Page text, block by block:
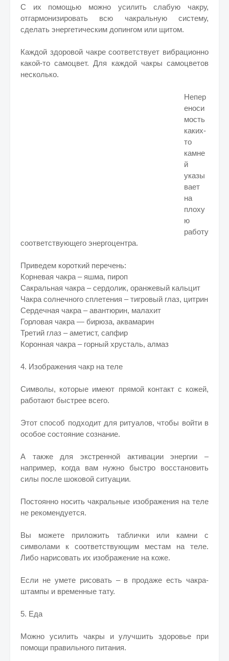
С их помощью можно усилить слабую чакру,
отгармонизировать всю чакральную систему,
сделать энергетическим допингом или щитом.
Каждой здоровой чакре соответствует вибрационно
какой-то самоцвет. Для каждой чакры самоцветов
несколько.
Непер
еноси
мость
каких-
то
камне
й
указы
вает
на
плоху
ю
работу
соответствующего энергоцентра.
Приведем короткий перечень:
Корневая чакра – яшма, пироп
Сакральная чакра – сердолик, оранжевый кальцит
Чакра солнечного сплетения – тигровый глаз, цитрин
Сердечная чакра – авантюрин, малахит
Горловая чакра — бирюза, аквамарин
Третий глаз – аметист, сапфир
Коронная чакра – горный хрусталь, алмаз
4. Изображения чакр на теле
Символы, которые имеют прямой контакт с кожей,
работают быстрее всего.
Этот способ подходит для ритуалов, чтобы войти в
особое состояние сознание.
А также для экстренной активации энергии –
например, когда вам нужно быстро восстановить
силы после шоковой ситуации.
Постоянно носить чакральные изображения на теле
не рекомендуется.
Вы можете приложить таблички или камни с
символами к соответствующим местам на теле.
Либо нарисовать их изображение на коже.
Если не умете рисовать – в продаже есть чакра-
штампы и временные тату.
5. Еда
Можно усилить чакры и улучшить здоровье при
помощи правильного питания.